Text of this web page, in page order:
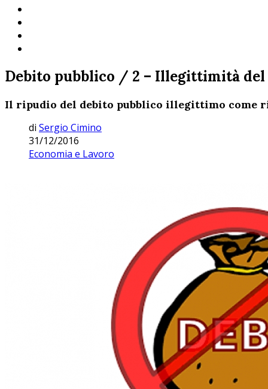
Debito pubblico / 2 – Illegittimità
Il ripudio del debito pubblico illegittimo come
di Sergio Cimino
31/12/2016
Economia e Lavoro